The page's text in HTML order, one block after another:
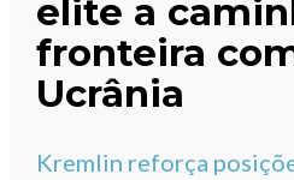
elite a
fronteira
Ucrânia
Kremlin reforça